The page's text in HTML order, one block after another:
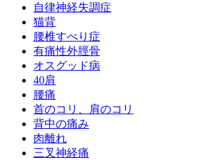
自律神経失調症
猫背
腰椎すべり症
有痛性外脛骨
オスグッド病
40肩
腰痛
首のコリ、肩のコリ
背中の痛み
肉離れ
三叉神経痛